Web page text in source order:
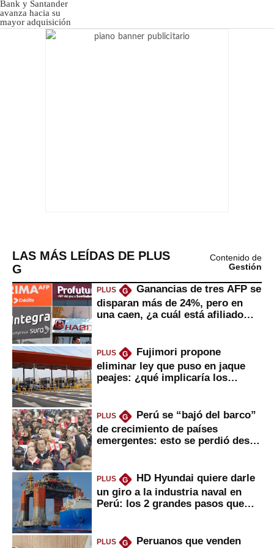
LAS MÁS LEÍDAS DE PLUS
G
Contenido de
Gestión
PLUS G
Ganancias de tres AFP se
disparan más de 24%, pero en
una caen, ¿a cuál está afiliado
PLUS G
Fujimori propone
eliminar ley que puso en jaque
peajes: ¿qué implicaría los
PLUS G
Perú se “bajó del barco”
de crecimiento de países
emergentes: esto se perdió desde
PLUS G
HD Hyundai quiere darle
un giro a la industria naval en
Perú: los 2 grandes pasos que
PLUS G
Peruanos que venden